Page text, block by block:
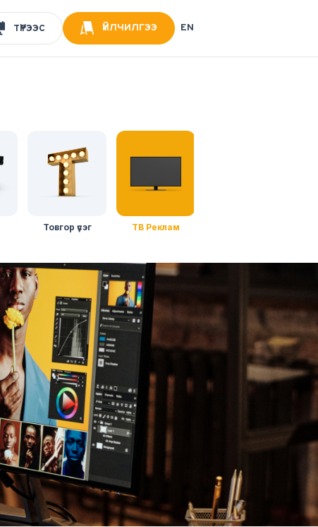
ТҮРЭЭС ҮЙЛЧИЛГЭЭ EN
Товгор үсэг ТВ Реклам